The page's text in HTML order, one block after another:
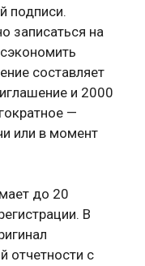
подписи.
записаться на
составляет
и 2000
—
или в момент
до 20
В
отчетности с